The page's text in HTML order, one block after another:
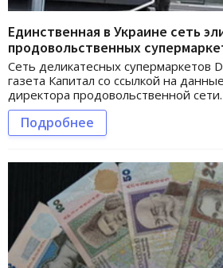
Единственная в Украине сеть
продовольственных
Сеть деликатесных супермаркетов
газета Капитал со ссылкой на
директора продовольственной сети.
Подробнее